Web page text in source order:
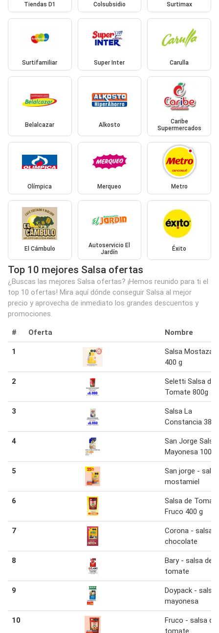
Tiendas D1 Colsubsidio Surtimax
Surtifamiliar Super Inter Carulla
Belalcazar Alkosto
Caribe
Supermercados
Olímpica Merqueo Metro
El Cámbulo
Autoservicio El
Jardín
Éxito
Top 10 mejores Salsa ofertas
¿Buscas las mejores Salsa ofertas? ¡Hemos reunido para ti el
top 10 ofertas! Mira aquí dónde conseguir Salsa al mejor
precio y aprovecha de inmediato los grandes descuentos y
promociones.
# Oferta Nombre
1
Salsa Mostaza
400 g
2
Seletti Salsa de
Tomate 800g
3
Salsa La
Constancia 380g
4
San Jorge Salsa
Mayonesa 1000
5
San jorge - salsa
mostamiel
6
Salsa de
Fruco 400 g
7
Corona - salsa
chocolate
8
Bary - salsa de
tomate
9
Doypack - salsa
mayonesa
10
Fruco - salsa de
tomate